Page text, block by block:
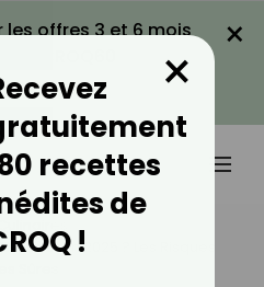
les offres 3 et 6 mois
PROMO
×
En 2025 ? Les Risques
Sûres
recettes
de
!
×